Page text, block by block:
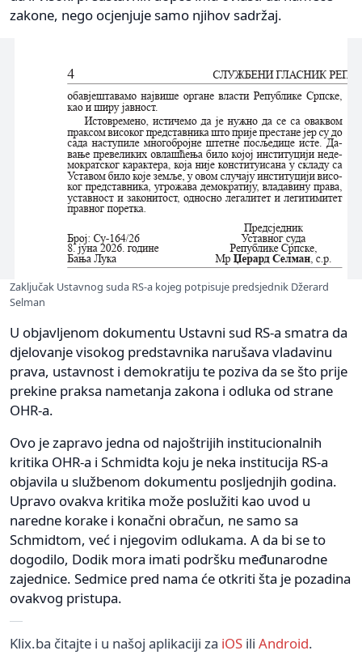
zakone, nego ocjenjuje samo njihov sadržaj.
Zaključak Ustavnog suda RS-a kojeg potpisuje predsjednik Džerard
Selman
U objavljenom dokumentu Ustavni sud RS-a smatra da
djelovanje visokog predstavnika narušava vladavinu
prava, ustavnost i demokratiju te poziva da se što prije
prekine praksa nametanja zakona i odluka od strane
OHR-a.
Ovo je zapravo jedna od najoštrijih institucionalnih
kritika OHR-a i Schmidta koju je neka institucija RS-a
objavila u službenom dokumentu posljednjih godina.
Upravo ovakva kritika može poslužiti kao uvod u
naredne korake i konačni obračun, ne samo sa
Schmidtom, već i njegovim odlukama. A da bi se to
dogodilo, Dodik mora imati podršku međunarodne
zajednice. Sedmice pred nama će otkriti šta je pozadina
ovakvog pristupa.
Klix.ba čitajte i u našoj aplikaciji za iOS ili Android.